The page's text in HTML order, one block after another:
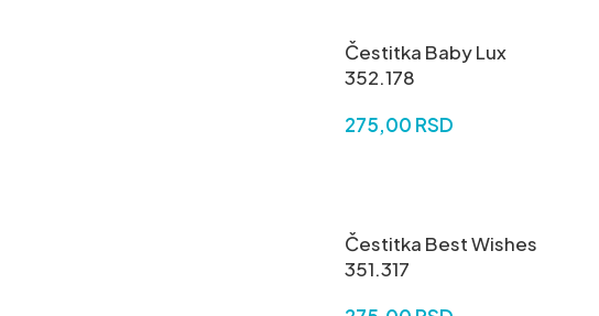
Čestitka Baby Lux
352.178
275,00 RSD
Čestitka Best Wishes
351.317